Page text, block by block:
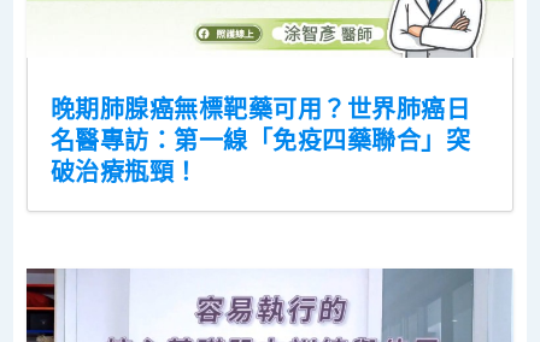
晚期肺腺癌無標靶藥可用？世界肺癌日
名醫專訪：第一線「免疫四藥聯合」突
破治療瓶頸！